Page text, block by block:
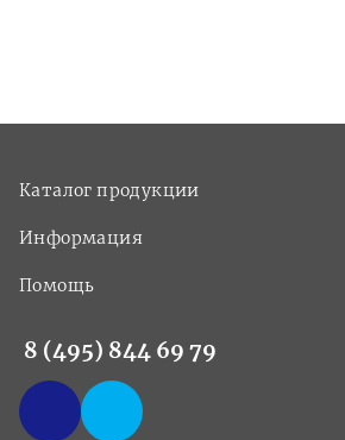
Каталог продукции
Информация
Помощь
8 (495) 844 69 79